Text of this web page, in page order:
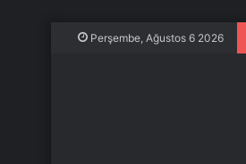
Perşembe, Ağustos 6 2026